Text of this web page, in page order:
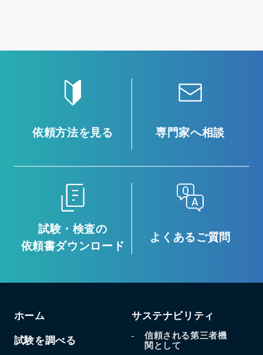
依頼方法を見る 専門家へ相談
試験・検査の
依頼書ダウンロード
よくあるご質問
ホーム
試験を調べる
サステナビリティ
信頼される第三者機
関として